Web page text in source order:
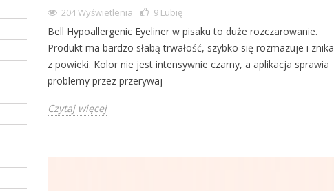
204 Wyświetlenia 9 Lubię
Bell Hypoallergenic Eyeliner w pisaku to duże rozczarowanie.
Produkt ma bardzo słabą trwałość, szybko się rozmazuje i znika
z powieki. Kolor nie jest intensywnie czarny, a aplikacja sprawia
problemy przez przerywaj
Czytaj więcej